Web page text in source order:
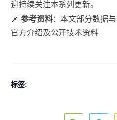
迎持续关注本系列更新。
📌参考资料：本文部分数据
官方介绍及公开技术资料
标签: